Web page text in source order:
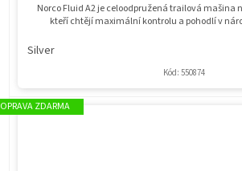
Norco Fluid A2 je celoodpružená trailová mašina
kteří chtějí maximální kontrolu a pohodlí v
Silver
Kód: 550874
ZDARMA